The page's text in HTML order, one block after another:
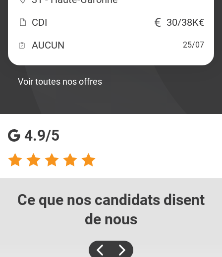
CDI
30/38K€
AUCUN
25/07
Voir toutes nos offres
4.9/5
Ce que nos candidats disent
de nous